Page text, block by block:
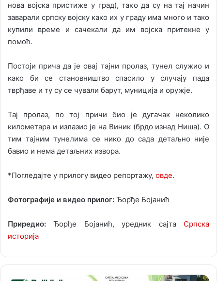
нова војска пристиже у град), тако да су на тај начин
заварали српску војску како их у граду има много и тако
купили време и сачекали да им војска притекне у
помоћ.
Постоји прича да је овај тајни пролаз, тунел служио и
како би се становништво спасило у случају пада
тврђаве и ту су се чували барут, муниција и оружје.
Тај пролаз, по тој причи био је дугачак неколико
километара и излазио је на Виник (брдо изнад Ниша). О
тим тајним тунелима се нико до сада детаљно није
бавио и нема детаљних извора.
*Погледајте у прилогу видео репортажу, овде.
Фотографије и видео прилог: Ђорђе Бојанић
Приредио: Ђорђе Бојанић, уредник сајтаСрпска
историја